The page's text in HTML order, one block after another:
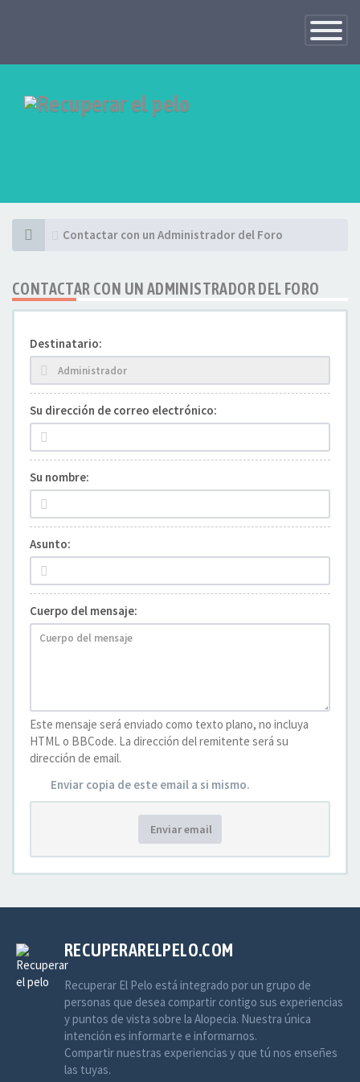
Toggle
Contactar con un Administrador del Foro
CONTACTAR CON UN ADMINISTRADOR DEL FORO
Destinatario:
Su dirección de correo electrónico:
Su nombre:
Asunto:
Cuerpo del mensaje:
Este mensaje será enviado como texto plano, no incluya
HTML o BBCode. La dirección del remitente será su
dirección de email.
Enviar copia de este email a si mismo.
Enviar email
RECUPERARELPELO.COM
Recuperar El Pelo está integrado por un grupo de
personas que desea compartir contigo sus experiencias
y puntos de vista sobre la Alopecia. Nuestra única
intención es informarte e informarnos.
Compartir nuestras experiencias y que tú nos enseñes
las tuyas.